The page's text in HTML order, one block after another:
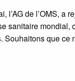
l’AG de l’OMS,
sanitaire
Souhaitons que ce